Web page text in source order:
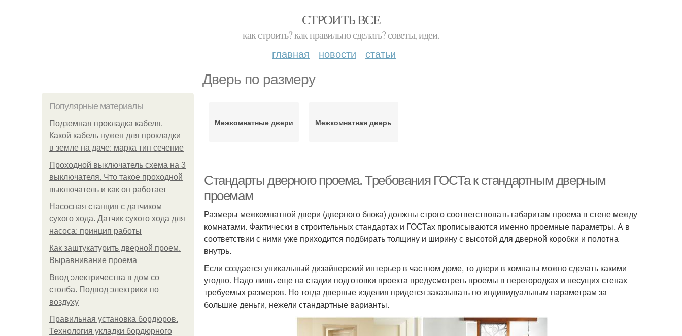
СТРОИТЬ ВСЕ
как строить? как правильно сделать? советы, идеи.
главная новости статьи
Дверь по размеру
Популярные материалы
Подземная прокладка кабеля.
Какой кабель нужен для прокладки
в земле на даче: марка тип сечение
Проходной выключатель схема на 3
выключателя. Что такое проходной
выключатель и как он работает
Насосная станция с датчиком
сухого хода. Датчик сухого хода для
насоса: принцип работы
Как заштукатурить дверной проем.
Выравнивание проема
Ввод электричества в дом со
столба. Подвод электрики по
воздуху
Правильная установка бордюров.
Технология укладки бордюрного
Межкомнатные двери Межкомнатная дверь
Стандарты дверного проема. Требования ГОСТа к стандартным дверным
проемам
Размеры межкомнатной двери (дверного блока) должны строго соответствовать габаритам проема в стене между
комнатами. Фактически в строительных стандартах и ГОСТах прописываются именно проемные параметры. А в
соответствии с ними уже приходится подбирать толщину и ширину с высотой для дверной коробки и полотна
внутрь.
Если создается уникальный дизайнерский интерьер в частном доме, то двери в комнаты можно сделать какими
угодно. Надо лишь еще на стадии подготовки проекта предусмотреть проемы в перегородках и несущих стенах
требуемых размеров. Но тогда дверные изделия придется заказывать по индивидуальным параметрам за
большие деньги, нежели стандартные варианты.